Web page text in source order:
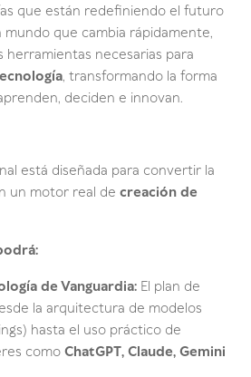
que están redefiniendo el futuro
mundo que cambia rápidamente,
herramientas necesarias para
, transformando la forma
deciden e innovan.
está diseñada para convertir la
un motor real de creación de
de Vanguardia: El plan de
la arquitectura de modelos
hasta el uso práctico de
como ChatGPT, Claude, Gemini